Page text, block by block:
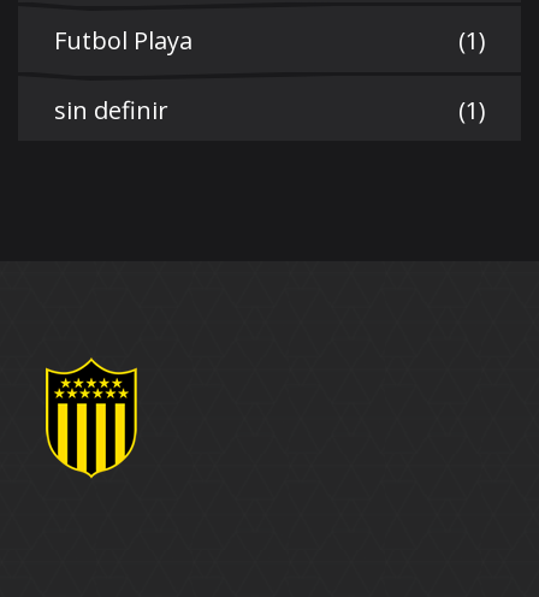
Futbol Playa (1)
sin definir (1)